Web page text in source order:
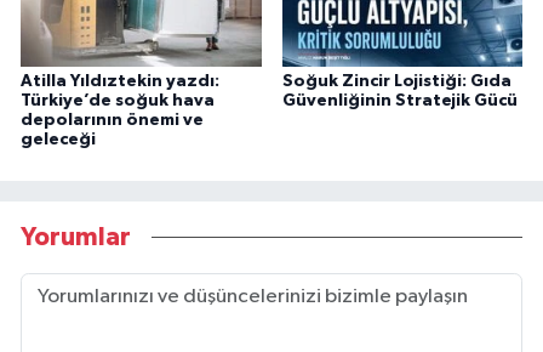
Atilla Yıldıztekin yazdı:
Türkiye’de soğuk hava
depolarının önemi ve
geleceği
Soğuk Zincir Lojistiği: Gıda
Güvenliğinin Stratejik Gücü
Yorumlar